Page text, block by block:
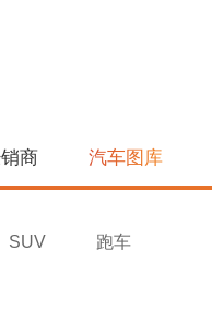
商 汽车图库
SUV 跑车